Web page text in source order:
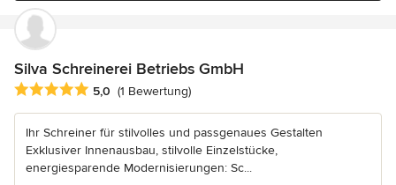
Silva Schreinerei Betriebs GmbH
Durchschnittliche Bewertung: 5 von 5 Sternen
5,0 (1 Bewertung)
Ihr Schreiner für stilvolles und passgenaues Gestalten
Exklusiver Innenausbau, stilvolle Einzelstücke,
energiesparende Modernisierungen: Sc...